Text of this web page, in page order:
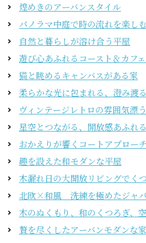
煌めきのアーバンスタイル
パノラマ中庭で時の流れを楽し
自然と暮らしが溶け合う平屋
遊び心あふれるコースト＆カフ
猫と眺めるキャンバスがある家
柔らかな光に包まれる、澄み渡
ヴィンテージレトロの雰囲気漂
星空とつながる、開放感あふれ
おかえりが響くコートアプロー
趣を設えた和モダンな平屋
木漏れ日の大開放リビングでく
北欧×和風 洗練を極めたジャ
木のぬくもり、和のくつろぎ、
贅を尽くしたアーバンモダンな家